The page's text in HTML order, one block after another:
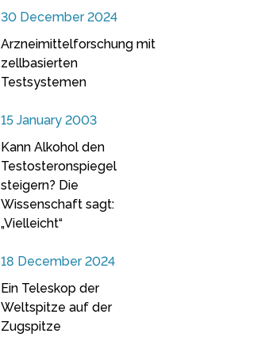
30 December 2024
Arzneimittelforschung mit
zellbasierten
Testsystemen
15 January 2003
Kann Alkohol den
Testosteronspiegel
steigern? Die
Wissenschaft sagt:
„Vielleicht“
18 December 2024
Ein Teleskop der
Weltspitze auf der
Zugspitze